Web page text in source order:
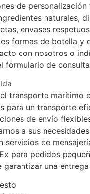
de personalización
naturales,
envases
formas de botella y
con nosotros o
formulario de
transporte marítimo
para un transporte
de envío
a sus
servicios de
para pedidos
garantizar una